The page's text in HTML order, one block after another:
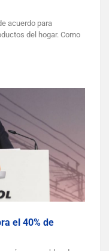
acuerdo para
del hogar. Como
el 40% de